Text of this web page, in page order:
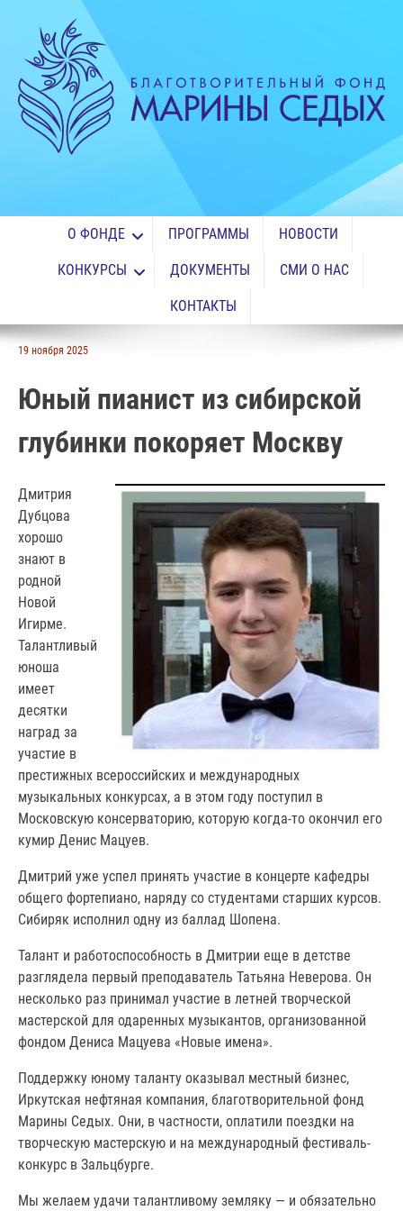
О ФОНДЕ ПРОГРАММЫ НОВОСТИ
КОНКУРСЫ ДОКУМЕНТЫ СМИ О НАС
КОНТАКТЫ
19 ноября 2025
Юный пианист из сибирской
глубинки покоряет Москву
Дмитрия
Дубцова
хорошо
знают в
родной
Новой
Игирме.
Талантливый
юноша
имеет
десятки
наград за
участие в
престижных всероссийских и международных
музыкальных конкурсах, а в этом году поступил в
Московскую консерваторию, которую когда-то окончил его
кумир Денис Мацуев.
Дмитрий уже успел принять участие в концерте кафедры
общего фортепиано, наряду со студентами старших курсов.
Сибиряк исполнил одну из баллад Шопена.
Талант и работоспособность в Дмитрии еще в детстве
разглядела первый преподаватель Татьяна Неверова. Он
несколько раз принимал участие в летней творческой
мастерской для одаренных музыкантов, организованной
фондом Дениса Мацуева «Новые имена».
Поддержку юному таланту оказывал местный бизнес,
Иркутская нефтяная компания, благотворительной фонд
Марины Седых. Они, в частности, оплатили поездки на
творческую мастерскую и на международный фестиваль-
конкурс в Зальцбурге.
Мы желаем удачи талантливому земляку — и обязательно